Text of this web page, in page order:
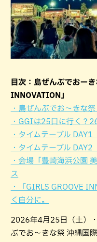
目次：島ぜんぶでおー
INNOVATION」
・島ぜんぶでお〜きな
・GGIは25日に行く？
・タイムテーブル
・タイムテーブル
・会場「豊崎海浜公園
ス
・「GIRLS GROOVE
く自分に。
2026年4月25日（土）
ぶでお〜きな祭 沖縄国